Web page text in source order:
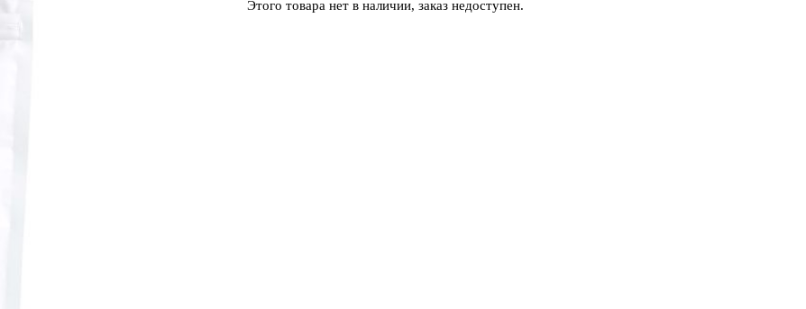
Этого товара нет в наличии, заказ недоступен.